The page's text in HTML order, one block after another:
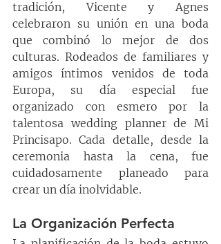
tradición, Vicente y Agnes
celebraron su unión en una boda
que combinó lo mejor de dos
culturas. Rodeados de familiares y
amigos íntimos venidos de toda
Europa, su día especial fue
organizado con esmero por la
talentosa wedding planner de Mi
Princisapo. Cada detalle, desde la
ceremonia hasta la cena, fue
cuidadosamente planeado para
crear un día inolvidable.
La Organización Perfecta